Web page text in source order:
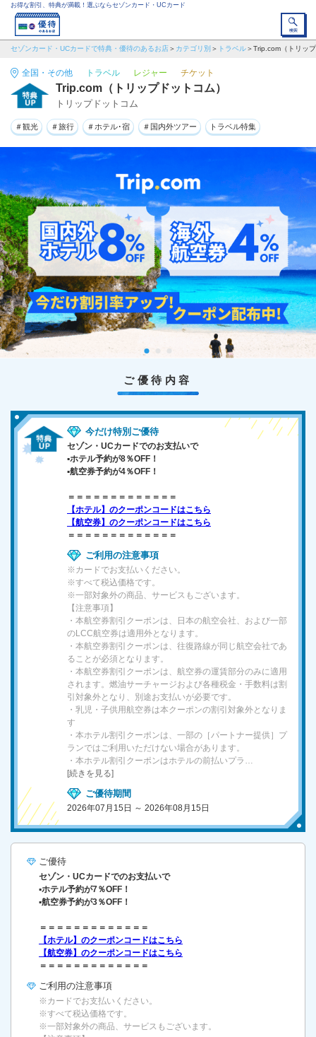
お得な割引、特典が満載！選ぶならセゾンカード・UCカード
セゾンカード・UCカードで特典・優待のあるお店 カテゴリ別 トラベル Trip.com（トリッ
全国・その他 トラベル レジャー チケット
Trip.com（トリップドットコム）
トリップドットコム
＃観光 ＃旅行 ＃ホテル･宿 ＃国内外ツアー トラベル特集
ご優待内容
今だけ特別ご優待
セゾン・UCカードでのお支払いで
▪️ホテル予約が8％OFF！
▪️航空券予約が4％OFF！
＝＝＝＝＝＝＝＝＝＝＝＝＝
【ホテル】のクーポンコードはこちら
【航空券】のクーポンコードはこちら
＝＝＝＝＝＝＝＝＝＝＝＝＝
ご利用の注意事項
※カードでお支払いください。
※すべて税込価格です。
※一部対象外の商品、サービスもございます。
【注意事項】
・本航空券割引クーポンは、日本の航空会社、および一部
のLCC航空券は適用外となります。
・本航空券割引クーポンは、往復路線が同じ航空会社であ
ることが必須となります。
・本航空券割引クーポンは、航空券の運賃部分のみに適用
されます。燃油サーチャージおよび各種税金・手数料は割
引対象外となり、別途お支払いが必要です。
・乳児・子供用航空券は本クーポンの割引対象外となりま
す
・本ホテル割引クーポンは、一部の［パートナー提供］プ
ランではご利用いただけない場合があります。
・本ホテル割引クーポンはホテルの前払いプラ…
[続きを見る]
ご優待期間
2026年07月15日 ～ 2026年08月15日
ご優待
セゾン・UCカードでのお支払いで
▪️ホテル予約が7％OFF！
▪️航空券予約が3％OFF！
＝＝＝＝＝＝＝＝＝＝＝＝＝
【ホテル】のクーポンコードはこちら
【航空券】のクーポンコードはこちら
＝＝＝＝＝＝＝＝＝＝＝＝＝
ご利用の注意事項
※カードでお支払いください。
※すべて税込価格です。
※一部対象外の商品、サービスもございます。